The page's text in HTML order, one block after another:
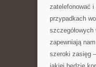
zatelefonować
przypadkach
zapewniają
szeroki zasięg